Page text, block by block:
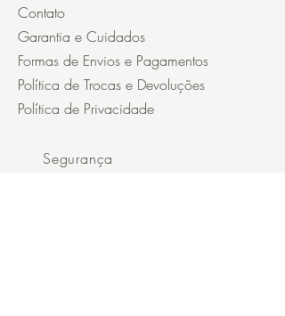
Contato
Garantia e Cuidados
Formas de Envios e Pagamentos
Política de Trocas e Devoluções
Política de Privacidade
Segurança